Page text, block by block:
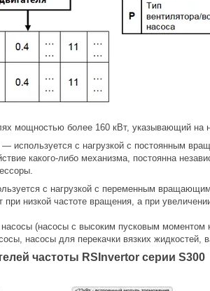
мощностью более 160 кВт, указывающий на
— используется с нагрузкой с постоянным
какого-либо механизма, постоянна
с нагрузкой с переменным
низкой частоте вращения, а при
(насосы с высоким пусковым
насосы для перекачки вязких жидкостей,
частоты RSInvertor серии S300